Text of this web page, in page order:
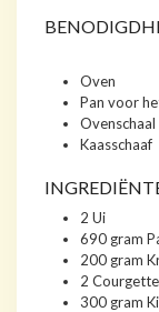
Oven
Pan voor
Ovenschaal
Kaasschaaf
2 Ui
690 gram
200 gram
2 Courgette
300 gram